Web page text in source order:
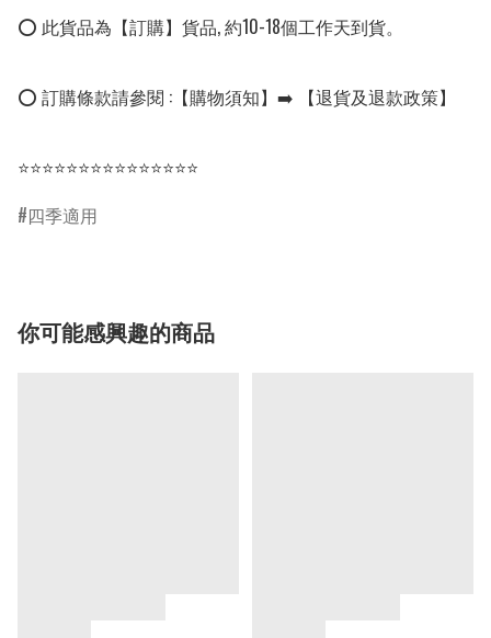
⭕ 此貨品為【訂購】貨品, 約10-18個工作天到貨。
⭕ 訂購條款請參閱 :【購物須知】➡️ 【退貨及退款政策】
⭐⭐⭐⭐⭐⭐⭐⭐⭐⭐⭐⭐⭐⭐⭐
四季適用
你可能感興趣的商品